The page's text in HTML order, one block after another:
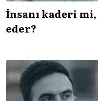
İnsanı kaderi
eder?